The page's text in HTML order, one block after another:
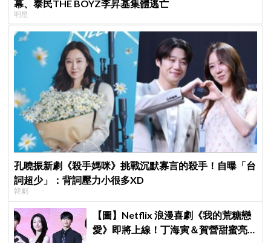
幕、泰民THE BOYZ李昇基集體逃亡
明星
孔曉振新劇《殺手媽咪》挑戰沉默寡言的殺手！自曝「台
詞超少」：背詞壓力小很多XD
韓劇
【圖】Netflix 浪漫喜劇《我的荒糖戀
愛》即將上線！丁海寅＆賀營甜蜜亮